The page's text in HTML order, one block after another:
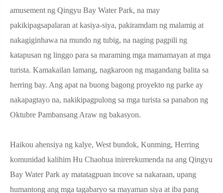
amusement ng Qingyu Bay Water Park, na may
pakikipagsapalaran at kasiya-siya, pakiramdam ng malamig at
nakagiginhawa na mundo ng tubig, na naging pagpili ng
katapusan ng linggo para sa maraming mga mamamayan at mga
turista. Kamakailan lamang, nagkaroon ng magandang balita sa
herring bay. Ang apat na buong bagong proyekto ng parke ay
nakapagtayo na, nakikipagpulong sa mga turista sa panahon ng
Oktubre Pambansang Araw ng bakasyon.
Haikou ahensiya ng kalye, West bundok, Kunming, Herring
komunidad kalihim Hu Chaohua inirerekumenda na ang Qingyu
Bay Water Park ay matatagpuan incove sa nakaraan, upang
humantong ang mga tagabaryo sa mayaman siya at iba pang